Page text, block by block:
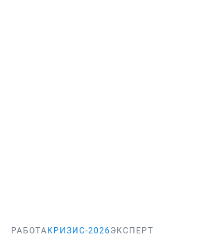
РАБОТА КРИЗИС-2026ЭКСПЕРТ